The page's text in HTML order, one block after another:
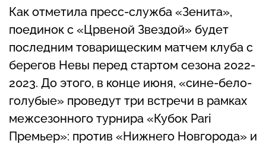
Как отметила пресс-служба «Зенита»,
поединок с «Црвеной Звездой» будет
последним товарищеским матчем клуба с
берегов Невы перед стартом сезона 2022-
2023. До этого, в конце июня, «сине-бело-
голубые» проведут три встречи в рамках
межсезонного турнира «Кубок Pari
Премьер»: против «Нижнего Новгорода» и